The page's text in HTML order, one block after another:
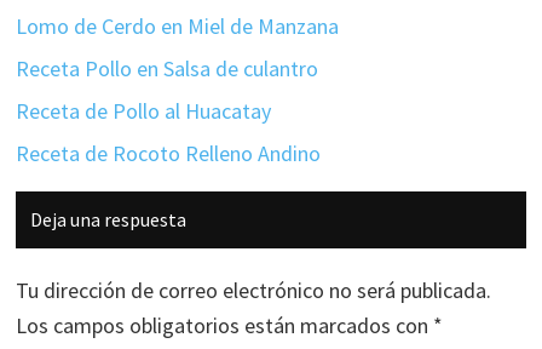
Lomo de Cerdo en Miel de Manzana
Receta Pollo en Salsa de culantro
Receta de Pollo al Huacatay
Receta de Rocoto Relleno Andino
Interacciones
con
los
lectores
Deja una respuesta
Tu dirección de correo electrónico no será publicada.
Los campos obligatorios están marcados con *